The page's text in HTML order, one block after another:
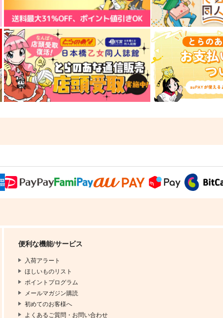
便利な機能/サービス
入荷アラート
ほしいものリスト
ポイントプログラム
メールマガジン購読
初めてのお客様へ
よくあるご質問・お問い合わせ